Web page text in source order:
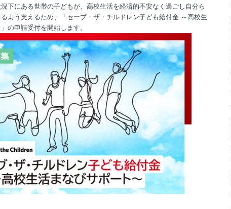
下にある世帯の子どもが、高校生活を経済的不安なく過ごし自分ら
よう支えるため、「セーブ・ザ・チルドレン子ども給付金 ～高校生
の申請受付を開始します。